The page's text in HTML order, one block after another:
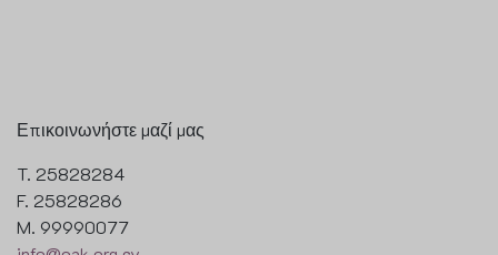
Επικοινωνήστε μαζί μας
T. 25828284
F. 25828286
M. 99990077